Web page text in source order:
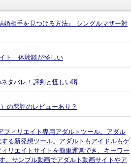
婚相手を見つける方法』 シングルマザー対
ト 体験談が怪しい
タバレ！評判と怪しい噂
の悪評のレビューあり？
ィリエイト専用アダルトツール。アダル
る新発想ツール。アダルトもアイドルもゲ
リエイトサイトを簡単運営でき、キーワー
。サンプル動画でアダルト動画サイトやア